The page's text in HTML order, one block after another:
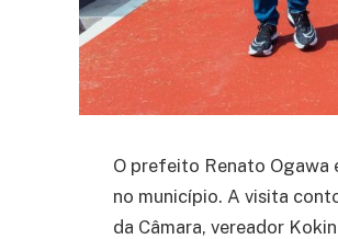
O prefeito Renato Ogawa
no município. A visita
da Câmara, vereador